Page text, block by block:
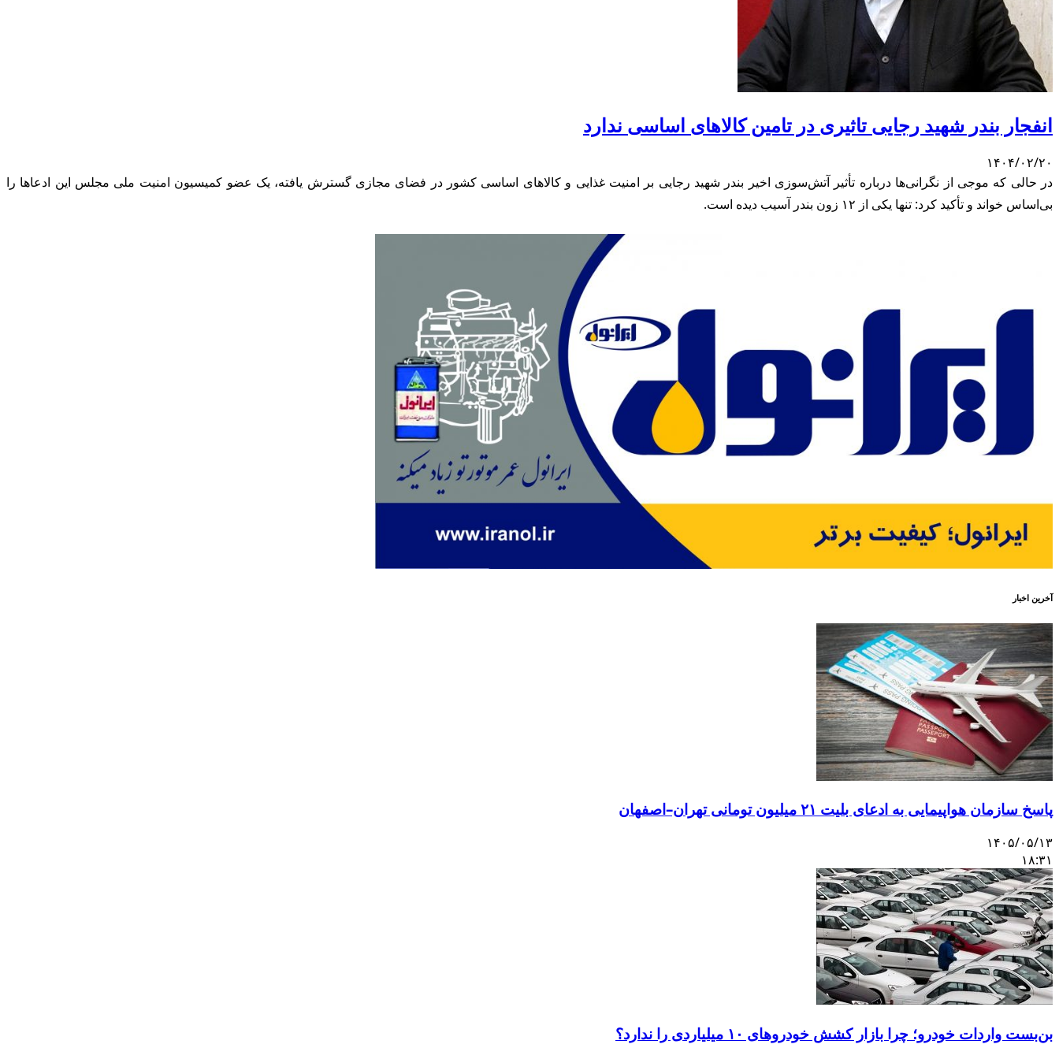
انفجار بندر شهید رجایی تاثیری در تامین کالاهای اساسی ندارد
۱۴۰۴/۰۲/۲۰
در حالی که موجی از نگرانی‌ها درباره تأثیر آتش‌سوزی اخیر بندر شهید رجایی بر امنیت غذایی و کالاهای اساسی کشور در فضای مجازی گسترش یافته، یک عضو کمیسیون امنیت ملی مجلس این ادعاها را
بی‌اساس خواند و تأکید کرد: تنها یکی از ۱۲ زون بندر آسیب دیده است.
آخرین اخبار
پاسخ سازمان هواپیمایی به ادعای بلیت ۲۱ میلیون تومانی تهران–اصفهان
۱۴۰۵/۰۵/۱۳
۱۸:۳۱
بن‌بست واردات خودرو؛ چرا بازار کشش خودروهای ۱۰ میلیاردی را ندارد؟